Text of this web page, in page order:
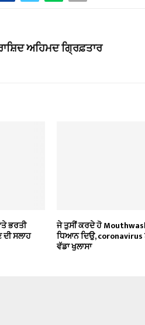
ਅਹਿਮਦ ਗ੍ਰਿਫ਼ਤਾਰ
ਭਰਤੀ
ਸਲਾਹ
ਜੇ ਤੁਸੀਂ ਕਰਦੇ ਹੋ
ਧਿਆਨ ਦਿਉ,
ਵੱਡਾ ਖੁਲਾਸਾ